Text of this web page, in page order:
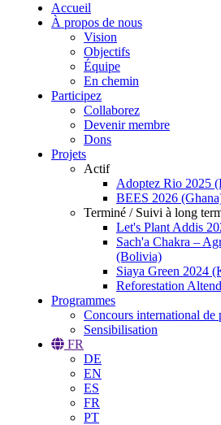
Accueil
À propos de nous
Vision
Objectifs
Équipe
En chemin
Participez
Collaborez
Devenir membre
Dons
Projets
Actif
Adoptez Rio 2025
BEES 2026
Terminé / Suivi à long
Let's Plant Addis
Sach'a Chakra –
(Bolivia)
Siaya Green 2024
Reforestation
Programmes
Concours international de
Sensibilisation
FR
DE
EN
ES
FR
PT